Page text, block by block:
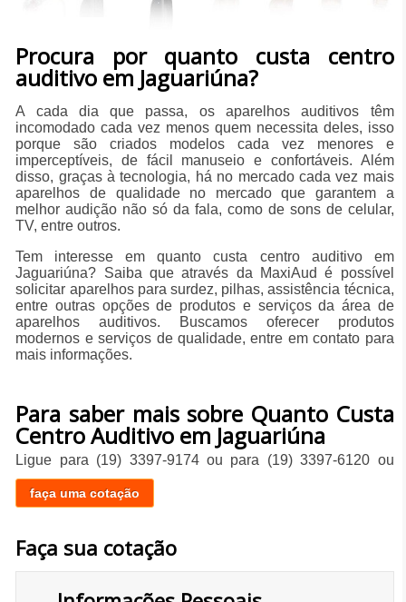
Procura por quanto custa centro
auditivo em Jaguariúna?
A cada dia que passa, os aparelhos auditivos têm
incomodado cada vez menos quem necessita deles, isso
porque são criados modelos cada vez menores e
imperceptíveis, de fácil manuseio e confortáveis. Além
disso, graças à tecnologia, há no mercado cada vez mais
aparelhos de qualidade no mercado que garantem a
melhor audição não só da fala, como de sons de celular,
TV, entre outros.
Tem interesse em quanto custa centro auditivo em
Jaguariúna? Saiba que através da MaxiAud é possível
solicitar aparelhos para surdez, pilhas, assistência técnica,
entre outras opções de produtos e serviços da área de
aparelhos auditivos. Buscamos oferecer produtos
modernos e serviços de qualidade, entre em contato para
mais informações.
Para saber mais sobre Quanto Custa
Centro Auditivo em Jaguariúna
Ligue para (19) 3397-9174ou para (19) 3397-6120 ou
faça uma cotação
Faça sua cotação